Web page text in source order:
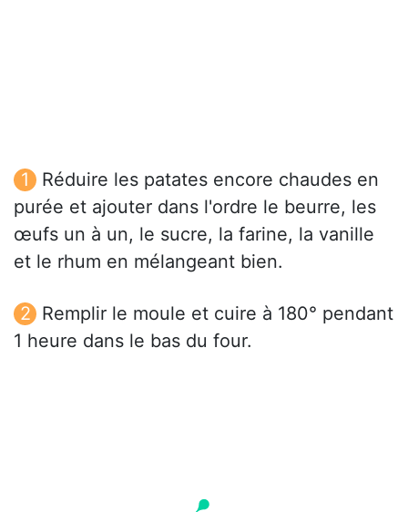
Réduire les patates encore chaudes en
purée et ajouter dans l'ordre le beurre, les
œufs un à un, le sucre, la farine, la vanille
et le rhum en mélangeant bien.
Remplir le moule et cuire à 180° pendant
1 heure dans le bas du four.